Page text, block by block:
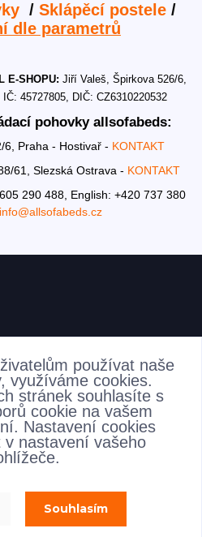
/ Sklápěcí postele/
dle parametrů
E-SHOPU:Jiří Valeš, Špirkova 526/6,
45727805, DIČ: CZ6310220532
pohovky allsofabeds:
6, Praha - Hostivař - KONTAKT
61, Slezská Ostrava - KONTAKT
290 488, English: +420 737 380
info@allsofabeds.cz
používat naše
využíváme cookies.
stránek souhlasíte s
cookie na vašem
Nastavení cookies
v nastavení vašeho
Souhlasím